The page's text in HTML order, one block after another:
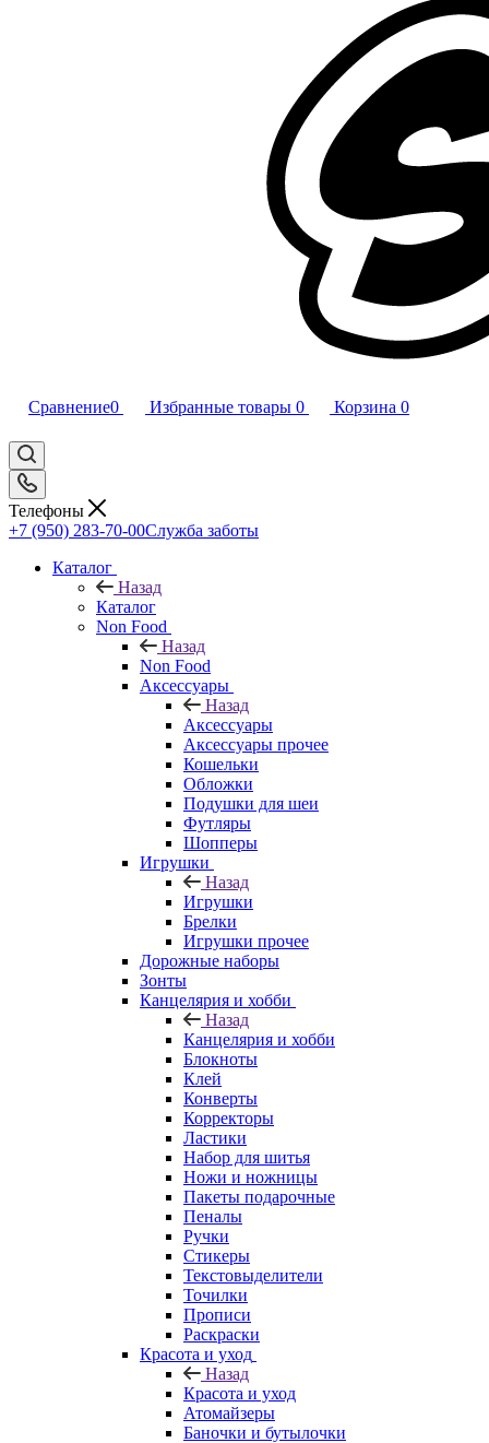
Сравнение0 Избранные товары 0 Корзина 0
Телефоны
+7 (950) 283-70-00Служба заботы
Каталог
Назад
Каталог
Non Food
Назад
Non Food
Аксессуары
Назад
Аксессуары
Аксессуары прочее
Кошельки
Обложки
Подушки для шеи
Футляры
Шопперы
Игрушки
Назад
Игрушки
Брелки
Игрушки прочее
Дорожные наборы
Зонты
Канцелярия и хобби
Назад
Канцелярия и хобби
Блокноты
Клей
Конверты
Корректоры
Ластики
Набор для шитья
Ножи и ножницы
Пакеты подарочные
Пеналы
Ручки
Стикеры
Текстовыделители
Точилки
Прописи
Раскраски
Красота и уход
Назад
Красота и уход
Атомайзеры
Баночки и бутылочки